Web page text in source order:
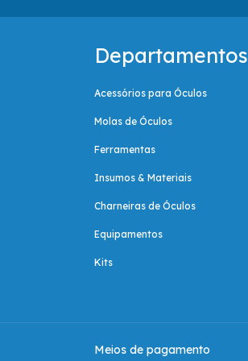
Departamentos
Acessórios para Óculos
Molas de Óculos
Ferramentas
Insumos & Materiais
Charneiras de Óculos
Equipamentos
Kits
Meios de pagamento